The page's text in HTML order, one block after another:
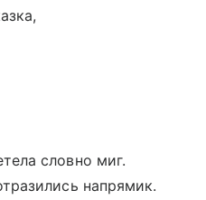
словно миг.
напрямик.